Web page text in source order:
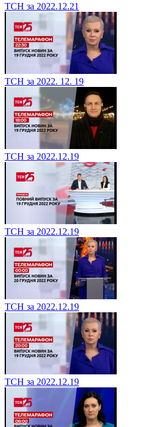
ТСН за 2022.12.21
ТСН за 2022. 12. 19
ТСН за 2022.12.19
ТСН за 2022.12.19
ТСН за 2022.12.19
ТСН за 2022.12.19